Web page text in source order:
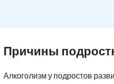
Причины
Алкоголизм у подростов